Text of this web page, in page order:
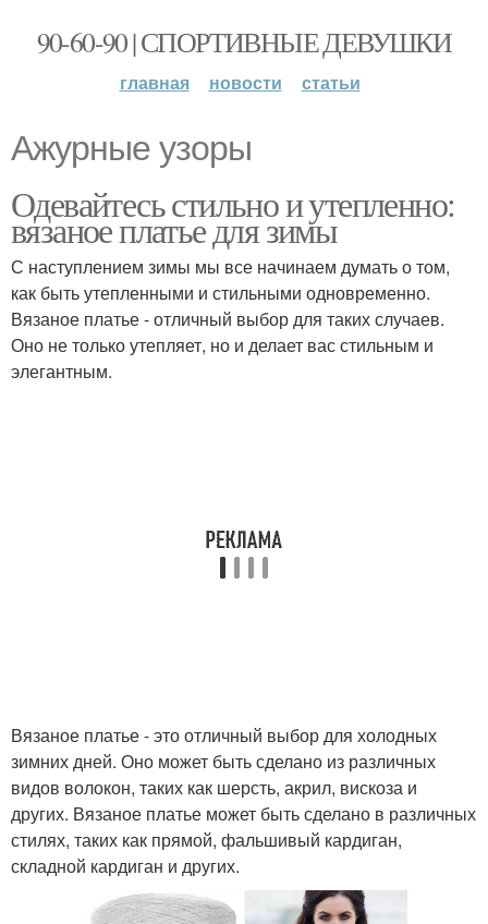
90-60-90 | СПОРТИВНЫЕ ДЕВУШКИ
главная новости статьи
Ажурные узоры
Одевайтесь стильно и утепленно:
вязаное платье для зимы
С наступлением зимы мы все начинаем думать о том,
как быть утепленными и стильными одновременно.
Вязаное платье - отличный выбор для таких случаев.
Оно не только утепляет, но и делает вас стильным и
элегантным.
Вязаное платье - это отличный выбор для холодных
зимних дней. Оно может быть сделано из различных
видов волокон, таких как шерсть, акрил, вискоза и
других. Вязаное платье может быть сделано в различных
стилях, таких как прямой, фальшивый кардиган,
складной кардиган и других.